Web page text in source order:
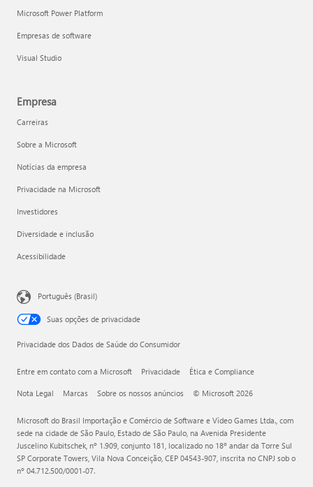
Microsoft Power Platform
Empresas de software
Visual Studio
Empresa
Carreiras
Sobre a Microsoft
Notícias da empresa
Privacidade na Microsoft
Investidores
Diversidade e inclusão
Acessibilidade
Português (Brasil)
Suas opções de privacidade
Privacidade dos Dados de Saúde do Consumidor
Entre em contato com a Microsoft Privacidade Ética e Compliance
Nota Legal Marcas Sobre os nossos anúncios © Microsoft 2026
Microsoft do Brasil Importação e Comércio de Software e Vídeo Games Ltda., com
sede na cidade de São Paulo, Estado de São Paulo, na Avenida Presidente
Juscelino Kubitschek, nº 1.909, conjunto 181, localizado no 18º andar da Torre Sul
SP Corporate Towers, Vila Nova Conceição, CEP 04543-907, inscrita no CNPJ sob o
nº 04.712.500/0001-07.